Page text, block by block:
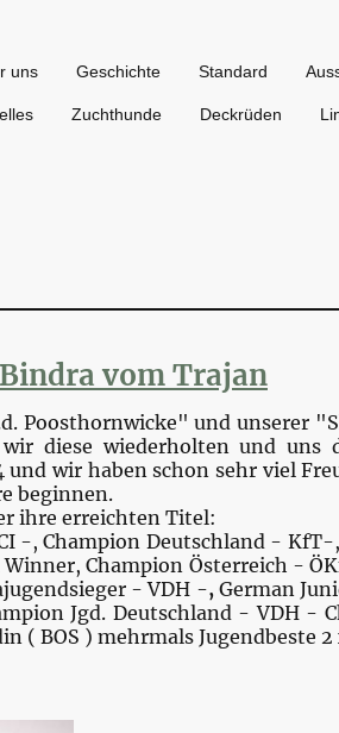
uns Geschichte Standard
Zuchthunde Deckrüden
vom Trajan
Poosthornwicke" und unserer
diese wiederholten und uns
und wir haben schon sehr viel
beginnen.
ihre erreichten Titel:
-, Champion Deutschland -
Winner, Champion Österreich -
- VDH -, German
Jgd. Deutschland - VDH -
( BOS ) mehrmals Jugendbeste